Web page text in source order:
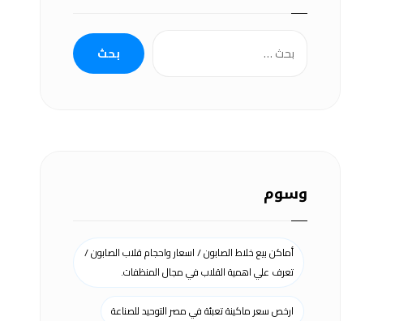
وسوم
أماكن بيع خلاط الصابون / اسعار واحجام قلاب الصابون /
تعرف علي اهمية القلاب في مجال المنظفات.
ارخص سعر ماكينة تعبئة في مصر التوحيد للصناعة